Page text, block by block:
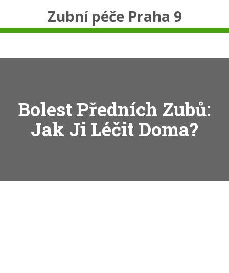
Zubní péče Praha 9
Bolest Předních Zubů:
Jak Ji Léčit Doma?